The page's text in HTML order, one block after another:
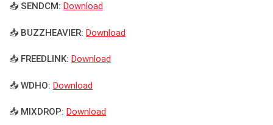
📥 SENDCM: Download
📥 BUZZHEAVIER: Download
📥 FREEDLINK: Download
📥 WDHO: Download
📥 MIXDROP: Download